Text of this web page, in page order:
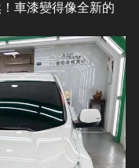
車漆變得像全新的